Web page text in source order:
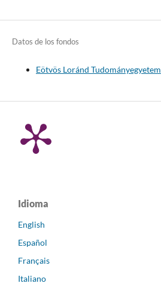
Datos de los fondos
Eötvös Loránd Tudományegyetem
Idioma
English
Español
Français
Italiano